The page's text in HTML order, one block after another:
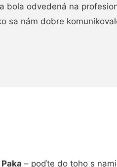
bola odvedená na
sa nám dobre
– poďte do toho s